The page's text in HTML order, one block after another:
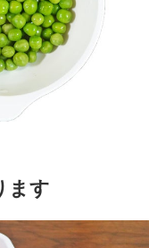
ます